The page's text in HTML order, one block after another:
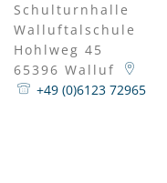
Schulturnhalle
Walluftalschule
Hohlweg 45
65396 Walluf
+49 (0)6123 72965